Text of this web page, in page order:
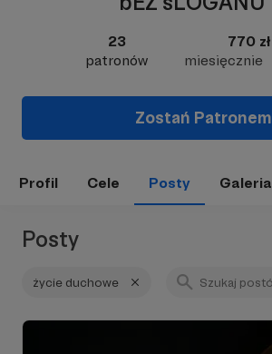
23
patronów
770 zł
miesięcznie
Zostań Patronem
Profil Cele Posty Galeria
Posty
życie duchowe